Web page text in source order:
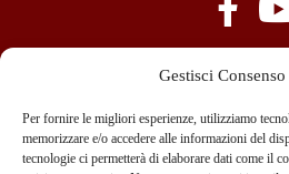
Gestisci
Per fornire le migliori esperienze, utilizziamo
memorizzare e/o accedere alle informazioni del
tecnologie ci permetterà di elaborare dati come il